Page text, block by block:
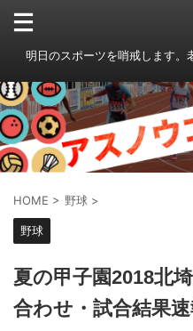
明日のスポーツを哨戒します。
HOME > 野球 >
野球
夏の甲子園2018北
合わせ・試合結果速